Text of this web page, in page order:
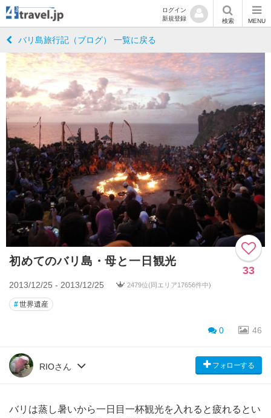
ログイン
新規登録
検索 MENU
バリ島旅行記（ブログ） 一覧に戻る
初めてのバリ島・母と一日観光
33
2013/12/25 - 2013/12/25 2479位(同エリア17656件中)
#世界遺産
0 46
RIOさん フォローする
バリは蒸し暑いから一日目一杯観光を入れると疲れるとい